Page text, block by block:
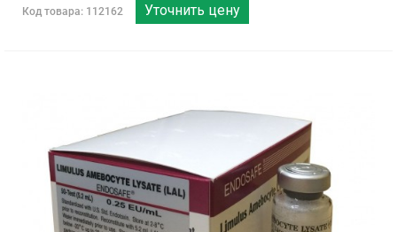
Код товара: 112162 Уточнить цену